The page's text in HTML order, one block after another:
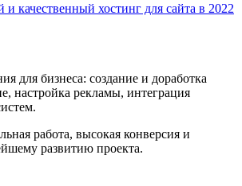
качественный хостинг для сайта в 2022
для бизнеса: создание и доработка
настройка рекламы, интеграция
работа, высокая конверсия и
развитию проекта.